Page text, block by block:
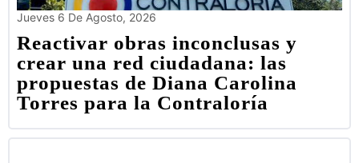
Jueves 6 De Agosto, 2026
Reactivar obras inconclusas y
crear una red ciudadana: las
propuestas de Diana Carolina
Torres para la Contraloría